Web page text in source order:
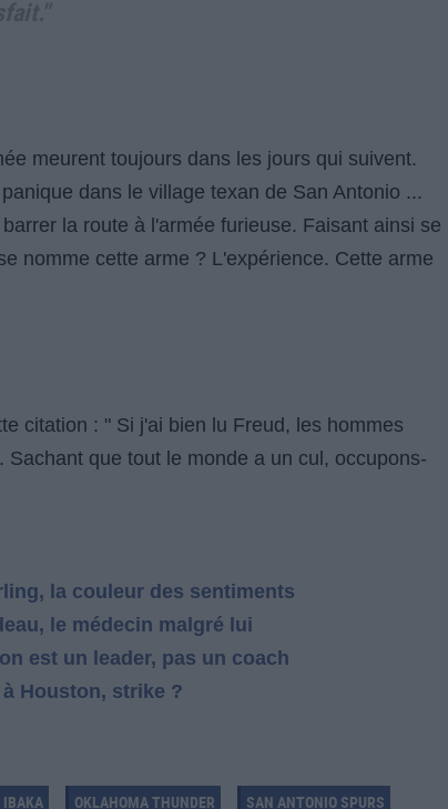
meurent toujours dans les jours qui suivent.
dans le village texan de San Antonio ...
la route à l'armée furieuse. Faisant ainsi se
nomme cette arme ? L'expérience. Cette arme
citation : " Si j'ai bien lu Freud, les hommes
que tout le monde a un cul, occupons-
la couleur des sentiments
le médecin malgré lui
est un leader, pas un coach
Houston, strike ?
IBAKA OKLAHOMA THUNDER SAN ANTONIO SPURS